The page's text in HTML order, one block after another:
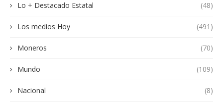
Lo + Destacado Estatal (48)
Los medios Hoy (491)
Moneros (70)
Mundo (109)
Nacional (8)